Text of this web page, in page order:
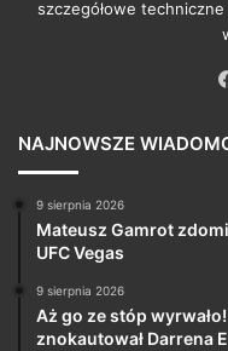
szczegółowe
NAJNOWSZE
9 sierpnia 2026
Mateusz Gamrot
UFC Vegas
9 sierpnia 2026
Aż go ze stóp
znokautował Darrena